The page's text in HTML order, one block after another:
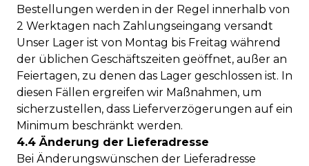
Bestellungen werden in der Regel innerhalb von
2 Werktagen nach Zahlungseingang versandt
Unser Lager ist von Montag bis Freitag während
der üblichen Geschäftszeiten geöffnet, außer an
Feiertagen, zu denen das Lager geschlossen ist. In
diesen Fällen ergreifen wir Maßnahmen, um
sicherzustellen, dass Lieferverzögerungen auf ein
Minimum beschränkt werden.
4.4 Änderung der Lieferadresse
Bei Änderungswünschen der Lieferadresse